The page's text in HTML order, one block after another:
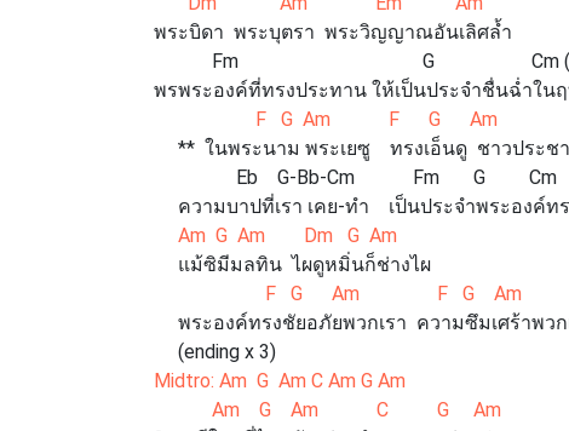
พระบิดา พระบุตรา พระวิญญาณอันเลิศล้ำ
Fm G Cm
พรพระองค์ที่ทรงประทาน ให้เป็นประจำชื่นฉ่ำใน
F G Am F G Am
** ในพระนาม พระเยซู ทรงเอ็นดู ชาวประชา
Eb G-Bb-Cm Fm G Cm
ความบาปที่เรา เคย-ทำ เป็นประจำพระองค์ท
Am G Am Dm G Am
แม้ซิมีมลทิน ไผดูหมิ่นก็ช่างไผ
F G Am F G Am
พระองค์ทรงชัยอภัยพวกเรา ความซึมเศร้าพวก
(ending x 3)
Midtro: Am G Am C Am G Am
Am G Am C G Am